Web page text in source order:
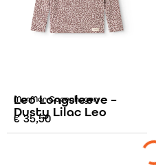
MarMar Copenhagen
Leo Longsleeve –
Dusty Lilac Leo
€35,50